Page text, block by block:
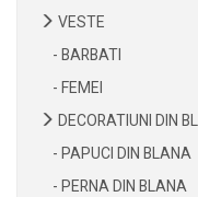
VESTE
- BARBATI
- FEMEI
DECORATIUNI DIN
- PAPUCI DIN BLANA
- PERNA DIN BLANA